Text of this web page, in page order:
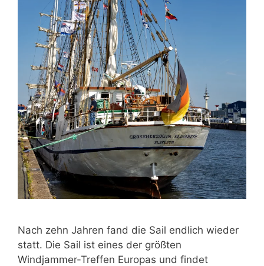
Nach zehn Jahren fand die Sail endlich wieder
statt. Die Sail ist eines der größten
Windjammer-Treffen Europas und findet